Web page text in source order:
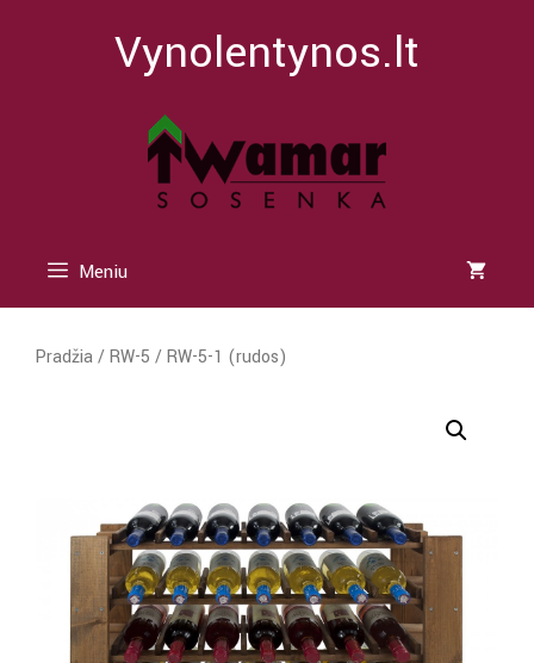
Vynolentynos.lt
Meniu
Pradžia/RW-5 / RW-5-1 (rudos)